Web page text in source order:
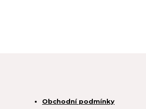
Obchodní podmínky